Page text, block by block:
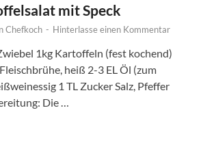
mit Speck
Chefkoch - Hinterlasse einen Kommentar
1kg Kartoffeln (fest kochend)
heiß 2-3 EL Öl (zum
1 TL Zucker Salz, Pfeffer
Die …